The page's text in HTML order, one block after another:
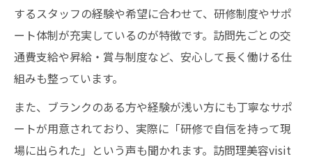
するスタッフの経験や希望に合わせて、研修制度やサポ
ート体制が充実しているのが特徴です。訪問先ごとの交
通費支給や昇給・賞与制度など、安心して長く働ける仕
組みも整っています。
また、ブランクのある方や経験が浅い方にも丁寧なサポ
ートが用意されており、実際に「研修で自信を持って現
場に出られた」という声も聞かれます。訪問理美容visit